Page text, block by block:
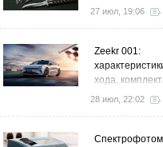
флиппинга
27 июл, 19:06
Zeekr 001:
хода,
особенности
28 июл, 22:02